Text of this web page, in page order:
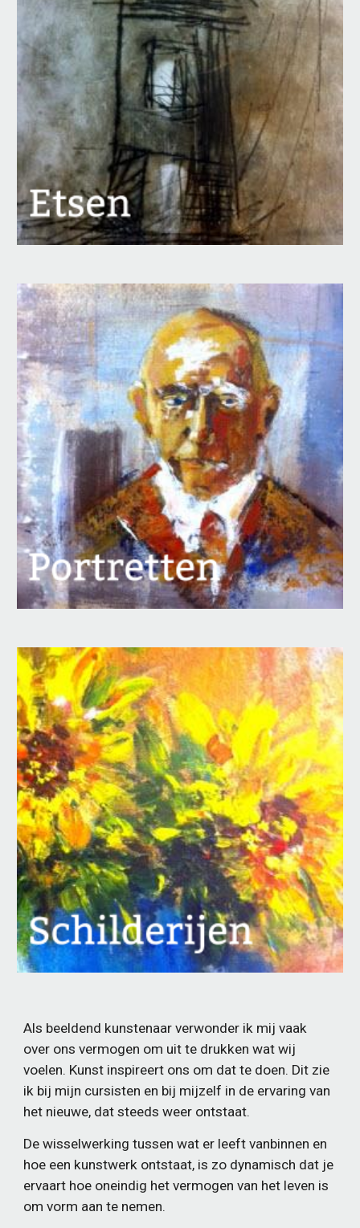
Als beeldend kunstenaar verwonder ik mij vaak
over ons vermogen om uit te drukken wat wij
voelen. Kunst inspireert ons om dat te doen. Dit zie
ik bij mijn cursisten en bij mijzelf in de ervaring van
het nieuwe, dat steeds weer ontstaat.
De wisselwerking tussen wat er leeft vanbinnen en
hoe een kunstwerk ontstaat, is zo dynamisch dat je
ervaart hoe oneindig het vermogen van het leven is
om vorm aan te nemen.